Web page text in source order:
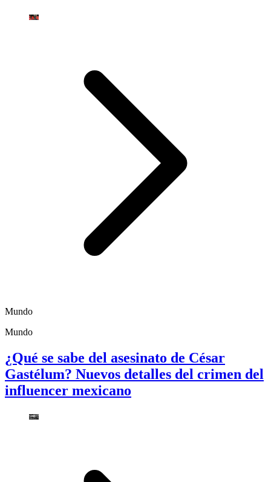
Mundo
Mundo
¿Qué se sabe del asesinato de César
Gastélum? Nuevos detalles del crimen del
influencer mexicano